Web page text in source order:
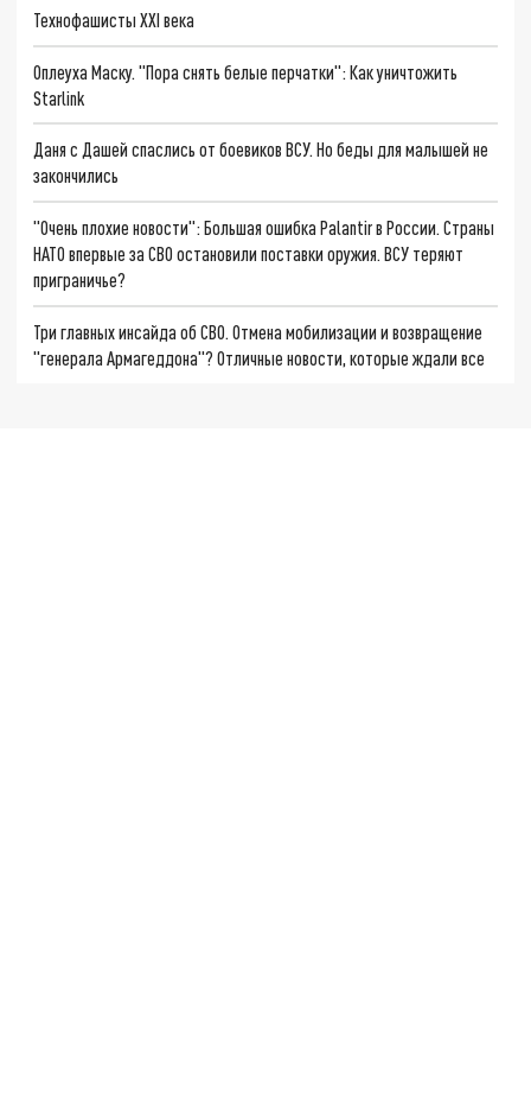
Технофашисты XXI века
Оплеуха Маску. "Пора снять белые перчатки": Как уничтожить
Starlink
Даня с Дашей спаслись от боевиков ВСУ. Но беды для малышей не
закончились
"Очень плохие новости": Большая ошибка Palantir в России. Страны
НАТО впервые за СВО остановили поставки оружия. ВСУ теряют
приграничье?
Три главных инсайда об СВО. Отмена мобилизации и возвращение
"генерала Армагеддона"? Отличные новости, которые ждали все